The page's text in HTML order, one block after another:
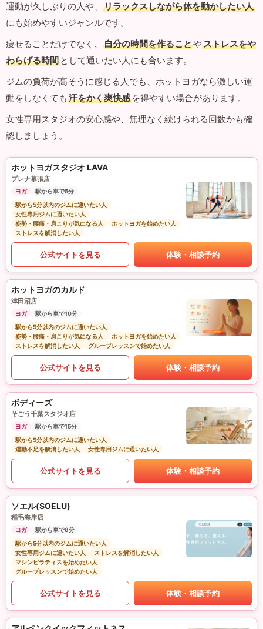
運動が久しぶりの人や、
リラックスしながら体を動かしたい人
にも始めやすいジャンルです。
痩せることだけでなく、
自分の時間を作ることやストレスをや
わらげる時間 として通いたい人にも合います。
ジムの負荷が高そうに感じる人でも、ホットヨガなら激しい運
動をしなくても 汗をかく爽快感 を得やすい場合があります。
女性専用スタジオの安心感や、無理なく続けられる回数かも確
認しましょう。
ホットヨガスタジオ LAVA
プレナ幕張店
ヨガ
駅から車で5分
駅から5分以内のジムに通いたい人
女性専用ジムに通いたい人
姿勢・腰痛・肩こりが気になる人
ホットヨガを始めたい人
ストレスを解消したい人
公式サイトを見る 体験・相談予約
ホットヨガのカルド
津田沼店
ヨガ
駅から車で10分
駅から5分以内のジムに通いたい人
姿勢・腰痛・肩こりが気になる人
ホットヨガを始めたい人
ストレスを解消したい人
グループレッスンで始めたい人
公式サイトを見る 体験・相談予約
ボディーズ
そごう千葉スタジオ店
ヨガ
駅から車で15分
駅から5分以内のジムに通いたい人
運動不足を解消したい人
女性専用ジムに通いたい人
公式サイトを見る 体験・相談予約
ソエル(SOELU)
稲毛海岸店
ヨガ
駅から車で8分
駅から5分以内のジムに通いたい人
女性専用ジムに通いたい人
ストレスを解消したい人
マシンピラティスを始めたい人
グループレッスンで始めたい人
公式サイトを見る 体験・相談予約